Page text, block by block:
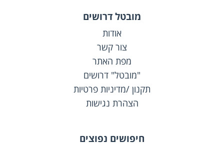
מובטל דרושים
אודות
צור קשר
מפת האתר
"מובטל" דרושים
תקנון /מדיניות פרטיות
הצהרת נגישות
חיפושים נפוצים